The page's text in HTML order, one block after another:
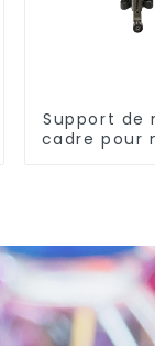
Support de
cadre pour